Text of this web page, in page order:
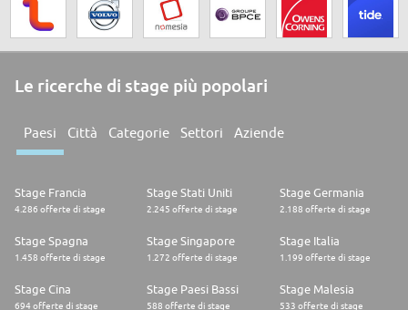
Le ricerche di stage più popolari
Paesi Città Categorie Settori Aziende
Stage Francia
4.286 offerte di stage
Stage Stati Uniti
2.245 offerte di stage
Stage Germania
2.188 offerte di stage
Stage Spagna
1.458 offerte di stage
Stage Singapore
1.272 offerte di stage
Stage Italia
1.199 offerte di stage
Stage Cina
694 offerte di stage
Stage Paesi Bassi
588 offerte di stage
Stage Malesia
533 offerte di stage